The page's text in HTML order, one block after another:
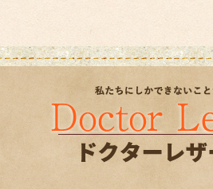
2025年4月(5)
2020年3月(1)
2019年6月 (1)
2019年4月(3)